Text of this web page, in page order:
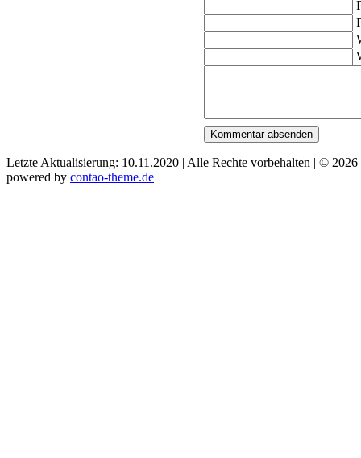
Letzte Aktualisierung: 10.11.2020 | Alle Rechte vorbehalten | © 2026
powered by contao-theme.de